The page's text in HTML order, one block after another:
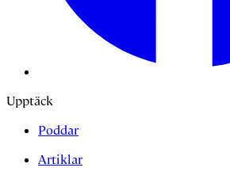
Upptäck
Poddar
Artiklar